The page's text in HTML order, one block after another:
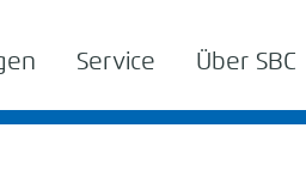
Service Über SBC